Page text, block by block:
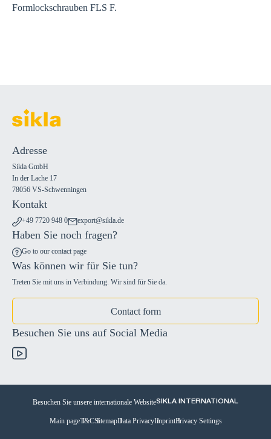
Formlockschrauben FLS F.
Adresse
Sikla GmbH
In der Lache 17
78056 VS-Schwenningen
Kontakt
+49 7720 948 0 export@sikla.de
Haben Sie noch fragen?
Go to our contact page
Was können wir für Sie tun?
Treten Sie mit uns in Verbindung. Wir sind für Sie da.
Contact form
Besuchen Sie uns auf Social Media
Besuchen Sie unsere internationale WebsiteSIKLA INTERNATIONAL
Main pageT&CSitemapData PrivacyImprintPrivacy Settings